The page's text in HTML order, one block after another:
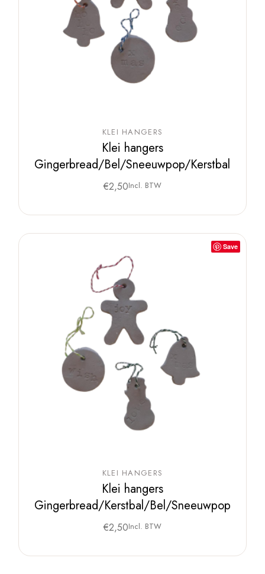
KLEI HANGERS
Klei hangers
Gingerbread/Bel/Sneeuwpop/Kerstbal
€2,50Incl. BTW
Save
KLEI HANGERS
Klei hangers
Gingerbread/Kerstbal/Bel/Sneeuwpop
€2,50Incl. BTW